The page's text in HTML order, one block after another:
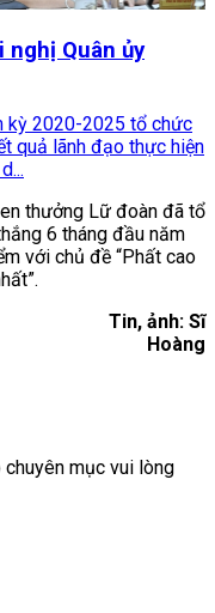
nghị Quân ủy
kỳ 2020-2025 tổ chức
quả lãnh đạo thực hiện
thưởng Lữ đoàn đã tổ
6 tháng đầu năm
với chủ đề “Phất cao
Sĩ
Hoàng
mục vui lòng